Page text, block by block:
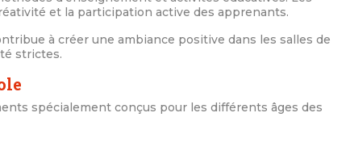
et la participation active des apprenants.
à créer une ambiance positive dans les salles de
strictes.
spécialement conçus pour les différents âges des